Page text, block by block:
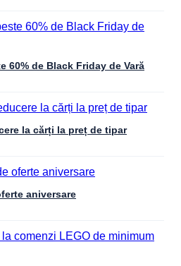
60% de Black Friday de Vară
la cărți la preț de tipar
aniversare